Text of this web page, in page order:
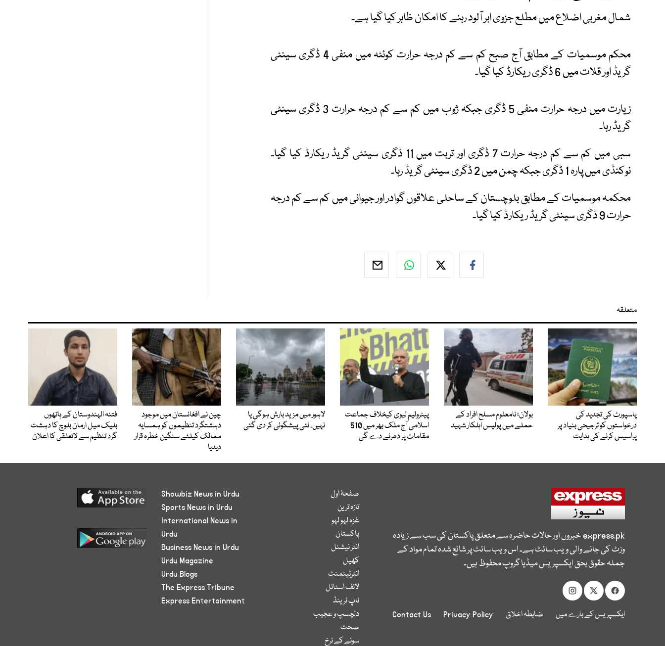
شمال مغربی اضلاع میں مطلع جزوی ابر آلود رہنے کا امکان ظاہر کیا گیا ہے۔
محکم موسمیات کے مطابق آج صبح کم سے کم درجہ حرارت کوئٹہ میں منفی 4 ڈگری سینٹی
گریڈ اور قلات میں 6 ڈگری ریکارڈ کیا گیا۔
زیارت میں درجہ حرارت منفی 5 ڈگری جبکہ ژوب میں کم سے کم درجہ حرارت 3 ڈگری سینٹی
گریڈ رہا۔
سبی میں کم سے کم درجہ حرارت 7 ڈگری اور تربت میں 11 ڈگری سینٹی گریڈ ریکارڈ کیا گیا۔
نوکنڈی میں پارہ 1 ڈگری جبکہ چمن میں 2 ڈگری سینٹی گریڈ رہا۔
محکمہ موسمیات کے مطابق بلوچستان کے ساحلی علاقوں گوادر اور جیوانی میں کم سے کم درجہ
حرارت 9 ڈگری سینٹی گریڈ ریکارڈ کیا گیا۔
متعلقہ
پاسپورٹ کی تجدید کی
درخواستوں کو ترجیحی بنیاد پر
پراسیس کرنے کی ہدایت
بولان؛ نامعلوم مسلح افراد کے
حملے میں پولیس اہلکار شہید
پیٹرولیم لیوی کیخلاف جماعت
اسلامی آج ملک بھر میں 510
مقامات پر دھرنے دے گی
لاہور میں مزید بارش ہوگی یا
نہیں، نئی پیشگوئی کر دی گئی
چین نے افغانستان میں موجود
دہشتگرد تنظیموں کو ہمسایہ
ممالک کیلئے سنگین خطرہ قرار
دیدیا
فتنہ الہندوستان کے ہاتھوں
بلیک میل ارمان بلوچ کا دہشت
گرد تنظیم سے لاتعلقی کا اعلان
express.pkخبروں اور حالات حاضرہ سے متعلق پاکستان کی سب سے زیادہ
وزٹ کی جانے والی ویب سائٹ ہے۔ اس ویب سائٹ پر شائع شدہ تمام مواد کے
جملہ حقوق بحق ایکسپریس میڈیا گروپ محفوظ ہیں۔
ایکسپریس کے بارے میں ضابطہ اخلاق Privacy Policy
Contact Us
صفحۂ اول
تازہ ترین
غزہ لہو لہو
پاکستان
انٹر نیشنل
کھیل
انٹرٹینمنٹ
لائف اسٹائل
ٹاپ ٹرینڈ
دلچسپ و عجیب
صحت
سونے کے نرخ
Showbiz News in Urdu
Sports News in Urdu
International News in
Urdu
Business News in Urdu
Urdu Magazine
Urdu Blogs
The Express Tribune
Express Entertainment